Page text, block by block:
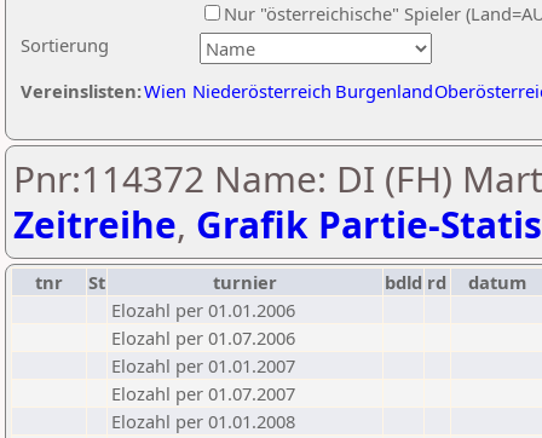
Sortierung
Nur "österreichische" Spieler
Vereinslisten:Wien Niederösterreich Burgenland
Pnr:114372 Name: DI (FH)
Zeitreihe, Grafik Partie-
tnr St turnier bdld rd
datum
Elozahl per 01.01.2006
Elozahl per 01.07.2006
Elozahl per 01.01.2007
Elozahl per 01.07.2007
Elozahl per 01.01.2008